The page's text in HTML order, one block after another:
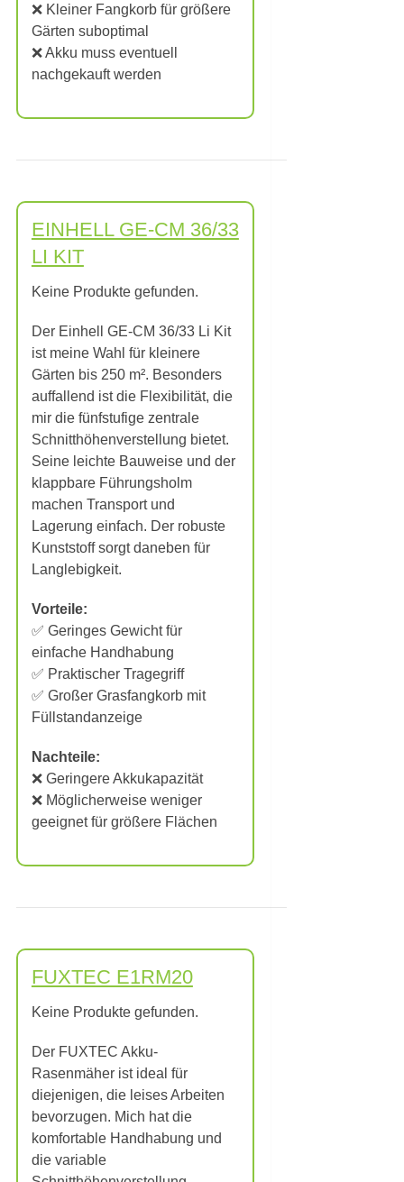
❌ Kleiner Fangkorb für größere
Gärten suboptimal
❌ Akku muss eventuell
nachgekauft werden
EINHELL GE-CM 36/33
LI KIT
Keine Produkte gefunden.
Der Einhell GE-CM 36/33 Li Kit
ist meine Wahl für kleinere
Gärten bis 250 m². Besonders
auffallend ist die Flexibilität, die
mir die fünfstufige zentrale
Schnitthöhenverstellung bietet.
Seine leichte Bauweise und der
klappbare Führungsholm
machen Transport und
Lagerung einfach. Der robuste
Kunststoff sorgt daneben für
Langlebigkeit.
Vorteile:
✅ Geringes Gewicht für
einfache Handhabung
✅ Praktischer Tragegriff
✅ Großer Grasfangkorb mit
Füllstandanzeige
Nachteile:
❌ Geringere Akkukapazität
❌ Möglicherweise weniger
geeignet für größere Flächen
FUXTEC E1RM20
Keine Produkte gefunden.
Der FUXTEC Akku-
Rasenmäher ist ideal für
diejenigen, die leises Arbeiten
bevorzugen. Mich hat die
komfortable Handhabung und
die variable